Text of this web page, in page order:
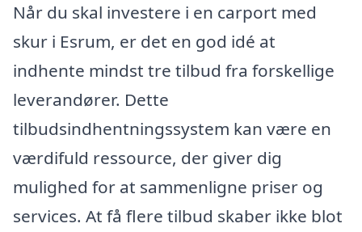
Når du skal investere i en carport med
skur i Esrum, er det en god idé at
indhente mindst tre tilbud fra forskellige
leverandører. Dette
tilbudsindhentningssystem kan være en
værdifuld ressource, der giver dig
mulighed for at sammenligne priser og
services. At få flere tilbud skaber ikke blot